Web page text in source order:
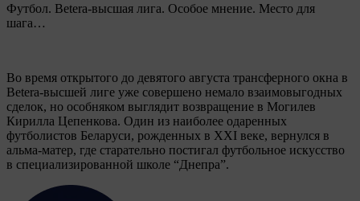
Футбол. Betera-высшая лига. Особое мнение. Место для
шага…
Во время открытого до девятого августа трансферного окна в
Betera-высшей лиге уже совершено немало взаимовыгодных
сделок, но особняком выглядит возвращение в Могилев
Кирилла Цепенкова. Один из наиболее одаренных
футболистов Беларуси, рожденных в XXI веке, вернулся в
альма-матер, где старательно постигал футбольное искусство
в специализированной школе “Днепра”.